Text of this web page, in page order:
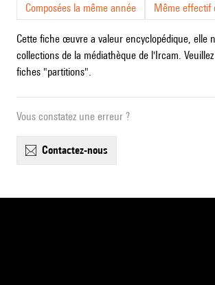
Composées la même année
Même effectif
Cette fiche œuvre a valeur encyclopédique, elle
collections de la médiathèque de l'Ircam.
fiches "partitions".
Vous constatez une erreur ?
contactez-nous